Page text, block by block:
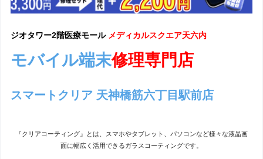
ジオタワー2階医療モール メディカルスクエア天六内
モバイル端末修理専門店
スマートクリア 天神橋筋六丁目駅前店
『クリアコーティング』とは、スマホやタブレット、パソコンなど様々な液晶画
面に幅広く活用できるガラスコーティングです。